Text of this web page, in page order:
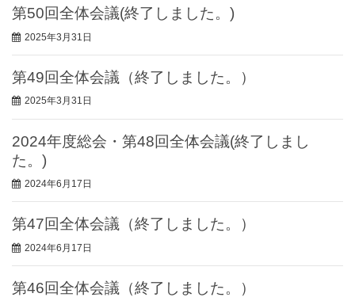
第50回全体会議(終了しました。)
2025年3月31日
第49回全体会議（終了しました。）
2025年3月31日
2024年度総会・第48回全体会議(終了しまし
た。)
2024年6月17日
第47回全体会議（終了しました。）
2024年6月17日
第46回全体会議（終了しました。）